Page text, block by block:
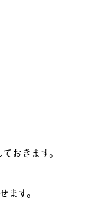
おきます。
す。